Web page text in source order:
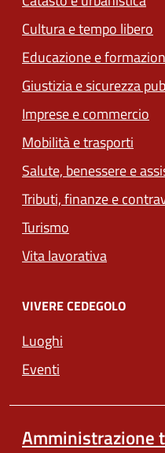
Cultura e tempo libero
Educazione e
Giustizia e sicurezza
Imprese e commercio
Mobilità e trasporti
Salute, benessere e
Tributi, finanze e
Turismo
Vita lavorativa
VIVERE CEDEGOLO
Luoghi
Eventi
Amministrazione